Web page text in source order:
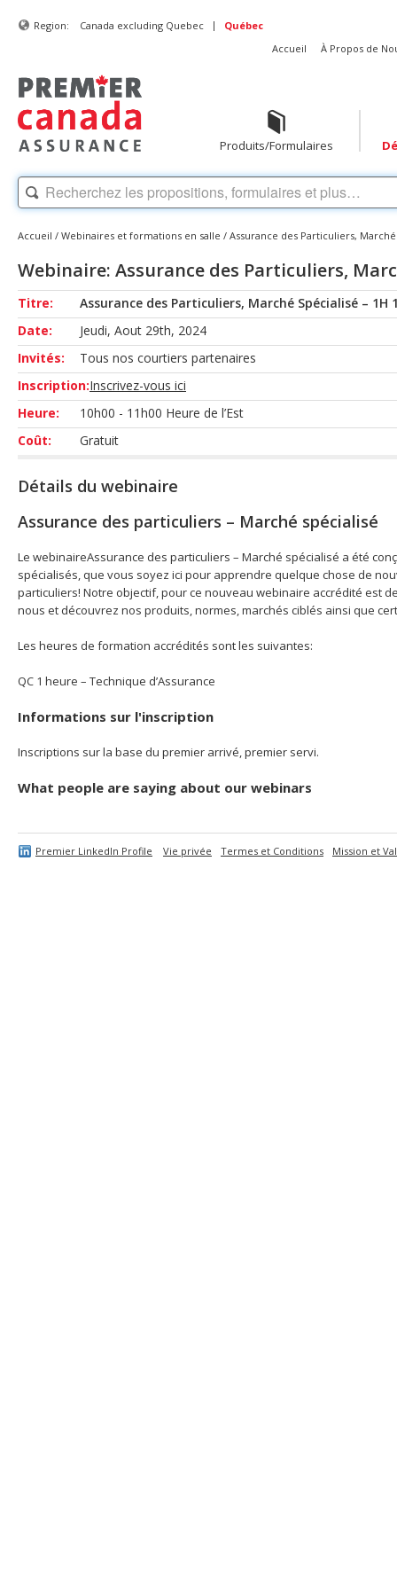
Region: Canada excluding Quebec |
Québec
Accueil
À Propos de
Produits/Formulaires
Accueil / Webinaires et formations en salle / Assurance des Particuliers, Marché
Webinaire: Assurance des Particuliers,
Titre:
Assurance des Particuliers, Marché Spécialisé – 1H
Date:
Jeudi, Aout 29th, 2024
Invités:
Tous nos courtiers partenaires
Inscription:Inscrivez-vous ici
Heure:
10h00 - 11h00 Heure de l’Est
Coût:
Gratuit
Détails du webinaire
Assurance des particuliers – Marché spécialisé
Le webinaireAssurance des particuliers – Marché spécialisé a été
spécialisés, que vous soyez ici pour apprendre quelque chose de
particuliers! Notre objectif, pour ce nouveau webinaire accrédité est
nous et découvrez nos produits, normes, marchés ciblés ainsi que
Les heures de formation accrédités sont les suivantes:
QC 1 heure – Technique d’Assurance
Informations sur l'inscription
Inscriptions sur la base du premier arrivé, premier servi.
What people are saying about our webinars
Premier LinkedIn Profile Vie privée Termes et Conditions Mission et